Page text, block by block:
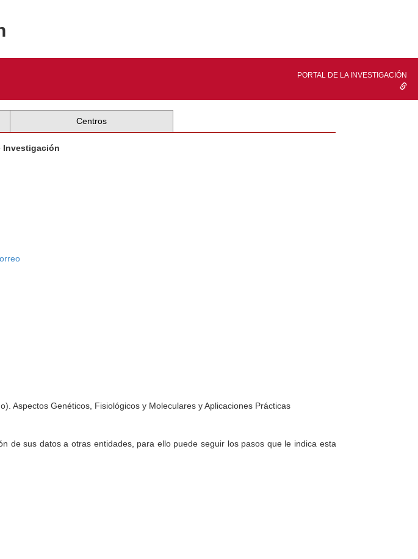
PORTAL DE LA INVESTIGACIÓN
Centros
Investigación
Aspectos Genéticos, Fisiológicos y Moleculares y Aplicaciones Prácticas
de sus datos a otras entidades, para ello puede seguir los pasos que le indica esta